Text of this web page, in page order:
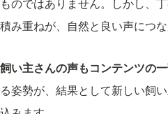
ものではありません。しかし、
積み重ねが、自然と良い声につな
飼い主さんの声もコンテンツの
る姿勢が、結果として新しい飼